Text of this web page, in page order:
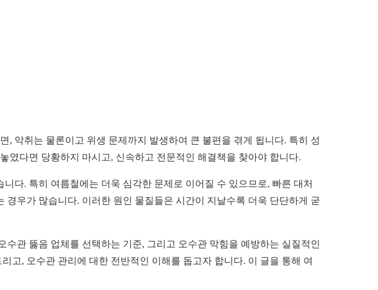
악취는 물론이고 위생 문제까지 발생하여 큰 불편을 겪게 됩니다. 특히 성
였다면 당황하지 마시고, 신속하고 전문적인 해결책을 찾아야 합니다.
다. 특히 여름철에는 더욱 심각한 문제로 이어질 수 있으므로, 빠른 대처
우가 많습니다. 이러한 원인 물질들은 시간이 지날수록 더욱 단단하게 굳
관 뚫음 업체를 선택하는 기준, 그리고 오수관 막힘을 예방하는 실질적인
고, 오수관 관리에 대한 전반적인 이해를 돕고자 합니다. 이 글을 통해 여